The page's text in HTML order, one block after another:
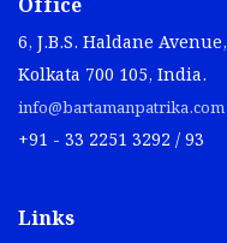
Office
6, J.B.S. Haldane Avenue,
Kolkata 700 105, India.
info@bartamanpatrika.com
+91 - 33 2251 3292 / 93
Links